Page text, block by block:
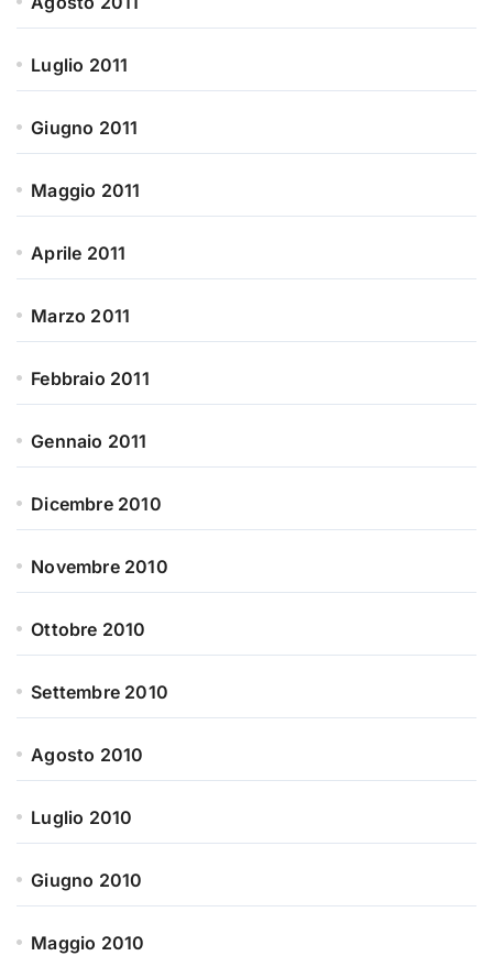
Luglio 2011
Giugno 2011
Maggio 2011
Aprile 2011
Marzo 2011
Febbraio 2011
Gennaio 2011
Dicembre 2010
Novembre 2010
Ottobre 2010
Settembre 2010
Agosto 2010
Luglio 2010
Giugno 2010
Maggio 2010